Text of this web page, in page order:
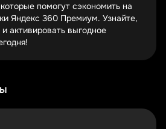
особая категория, для которой
приветственные бонусы. Это
на скидку 20-30% или даже
Главное —
предложение при регистрации.
при переходе по
сервисами Яндекса
помогут сэкономить на
Яндекс 360 Премиум. Узнайте,
и активировать выгодное